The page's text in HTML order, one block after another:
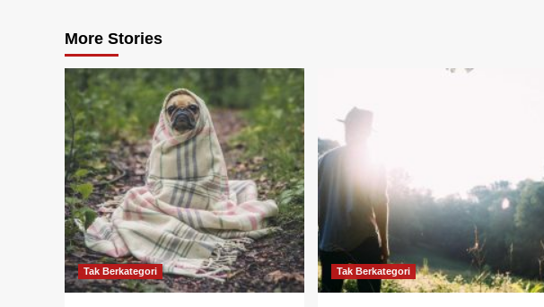
More Stories
Tak Berkategori Tak Berkategori